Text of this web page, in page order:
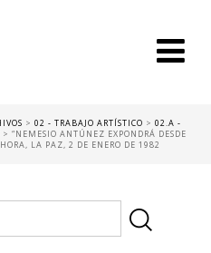
> 02 - TRABAJO ARTÍSTICO > 02.A -
> “NEMESIO ANTÚNEZ EXPONDRÁ DESDE
LA PAZ, 2 DE ENERO DE 1982